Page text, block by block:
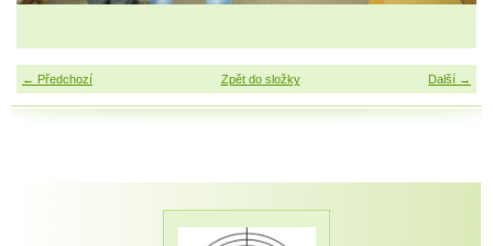
← Předchozí Další →
Zpět do složky